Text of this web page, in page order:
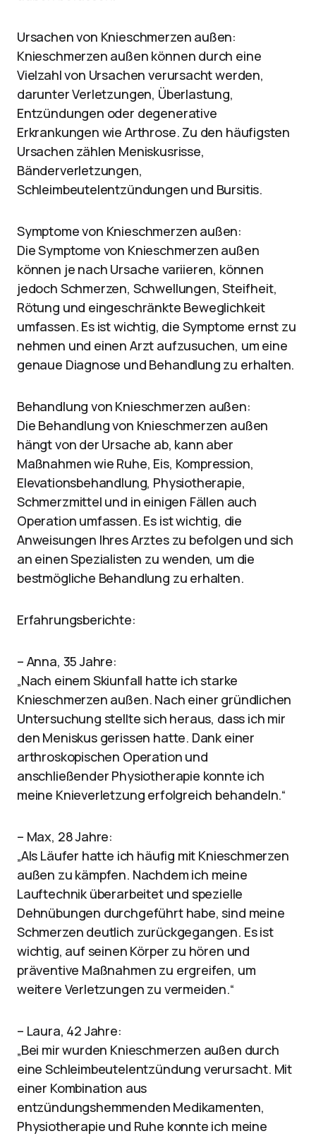
Ursachen von Knieschmerzen außen:
Knieschmerzen außen können durch eine
Vielzahl von Ursachen verursacht werden,
darunter Verletzungen, Überlastung,
Entzündungen oder degenerative
Erkrankungen wie Arthrose. Zu den häufigsten
Ursachen zählen Meniskusrisse,
Bänderverletzungen,
Schleimbeutelentzündungen und Bursitis.
Symptome von Knieschmerzen außen:
Die Symptome von Knieschmerzen außen
können je nach Ursache variieren, können
jedoch Schmerzen, Schwellungen, Steifheit,
Rötung und eingeschränkte Beweglichkeit
umfassen. Es ist wichtig, die Symptome ernst zu
nehmen und einen Arzt aufzusuchen, um eine
genaue Diagnose und Behandlung zu erhalten.
Behandlung von Knieschmerzen außen:
Die Behandlung von Knieschmerzen außen
hängt von der Ursache ab, kann aber
Maßnahmen wie Ruhe, Eis, Kompression,
Elevationsbehandlung, Physiotherapie,
Schmerzmittel und in einigen Fällen auch
Operation umfassen. Es ist wichtig, die
Anweisungen Ihres Arztes zu befolgen und sich
an einen Spezialisten zu wenden, um die
bestmögliche Behandlung zu erhalten.
Erfahrungsberichte:
– Anna, 35 Jahre:
„Nach einem Skiunfall hatte ich starke
Knieschmerzen außen. Nach einer gründlichen
Untersuchung stellte sich heraus, dass ich mir
den Meniskus gerissen hatte. Dank einer
arthroskopischen Operation und
anschließender Physiotherapie konnte ich
meine Knieverletzung erfolgreich behandeln.“
– Max, 28 Jahre:
„Als Läufer hatte ich häufig mit Knieschmerzen
außen zu kämpfen. Nachdem ich meine
Lauftechnik überarbeitet und spezielle
Dehnübungen durchgeführt habe, sind meine
Schmerzen deutlich zurückgegangen. Es ist
wichtig, auf seinen Körper zu hören und
präventive Maßnahmen zu ergreifen, um
weitere Verletzungen zu vermeiden.“
– Laura, 42 Jahre:
„Bei mir wurden Knieschmerzen außen durch
eine Schleimbeutelentzündung verursacht. Mit
einer Kombination aus
entzündungshemmenden Medikamenten,
Physiotherapie und Ruhe konnte ich meine